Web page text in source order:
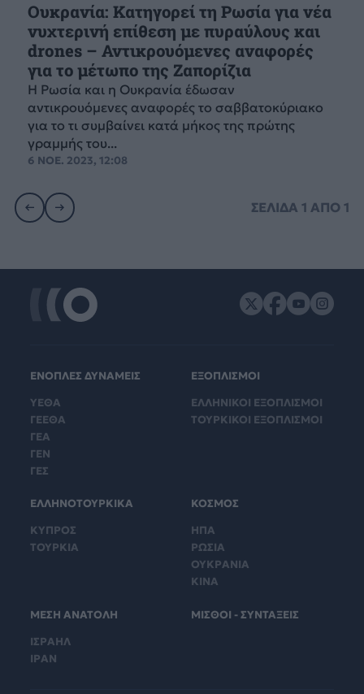
Ουκρανία: Κατηγορεί τη Ρωσία για νέα
νυχτερινή επίθεση με πυραύλους και
drones – Αντικρουόμενες αναφορές
για το μέτωπο της Ζαπορίζια
Η Ρωσία και η Ουκρανία έδωσαν
αντικρουόμενες αναφορές το σαββατοκύριακο
για το τι συμβαίνει κατά μήκος της πρώτης
γραμμής του...
6 ΝΟΕ. 2023, 12:08
ΣΕΛΙΔΑ1 ΑΠΟ1
ΕΝΟΠΛΕΣ ΔΥΝΑΜΕΙΣ
ΥΕΘΑ
ΓΕΕΘΑ
ΓΕΑ
ΓΕΝ
ΓΕΣ
ΕΞΟΠΛΙΣΜΟΙ
ΕΛΛΗΝΙΚΟΙ ΕΞΟΠΛΙΣΜΟΙ
ΤΟΥΡΚΙΚΟΙ ΕΞΟΠΛΙΣΜΟΙ
ΕΛΛΗΝΟΤΟΥΡΚΙΚΑ
ΚΥΠΡΟΣ
ΤΟΥΡΚΙΑ
ΚΟΣΜΟΣ
ΗΠΑ
ΡΩΣΙΑ
ΟΥΚΡΑΝΙΑ
ΚΙΝΑ
ΜΕΣΗ ΑΝΑΤΟΛΗ
ΙΣΡΑΗΛ
ΙΡΑΝ
ΜΙΣΘΟΙ - ΣΥΝΤΑΞΕΙΣ